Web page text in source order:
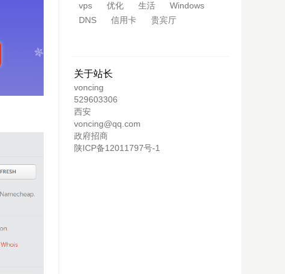
vps
优化 生活
Windows
DNS
信用卡 贵宾厅
关于站长
voncing
529603306
西安
voncing@qq.com
政府招商
陕ICP备12011797号-1